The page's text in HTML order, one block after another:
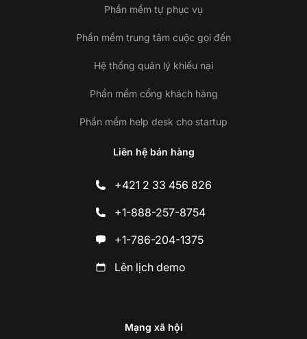
Phần mềm tự phục vụ
Phần mềm trung tâm cuộc gọi đến
Hệ thống quản lý khiếu nại
Phần mềm cổng khách hàng
Phần mềm help desk cho startup
Liên hệ bán hàng
+421 2 33 456 826
+1-888-257-8754
+1-786-204-1375
Lên lịch demo
Mạng xã hội